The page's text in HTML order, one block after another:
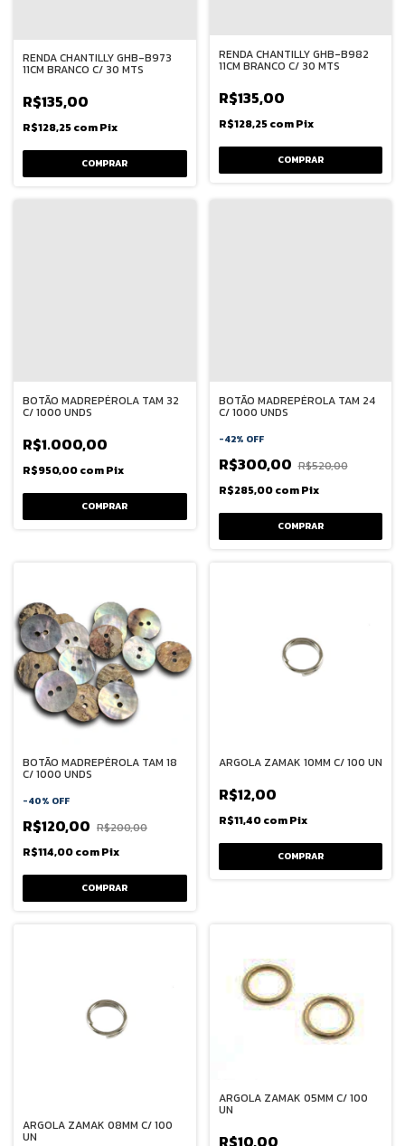
RENDA CHANTILLY GHB-B973
11CM BRANCO C/ 30 MTS
R$135,00
R$128,25comPix
RENDA CHANTILLY GHB-B982
11CM BRANCO C/ 30 MTS
R$135,00
R$128,25comPix
BOTÃO MADREPÉROLA TAM 32
C/ 1000 UNDS
R$1.000,00
R$950,00comPix
BOTÃO MADREPÉROLA TAM 24
C/ 1000 UNDS
-42% OFF
R$300,00 R$520,00
R$285,00comPix
BOTÃO MADREPÉROLA TAM 18
C/ 1000 UNDS
-40% OFF
R$120,00 R$200,00
R$114,00comPix
ARGOLA ZAMAK 10MM C/ 100 UN
R$12,00
R$11,40comPix
COMPRAR
ARGOLA ZAMAK 08MM C/ 100
UN
ARGOLA ZAMAK 05MM C/ 100
UN
R$10,00